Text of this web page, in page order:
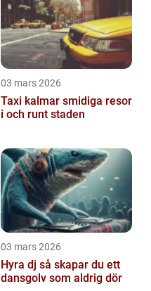
03 mars 2026
Taxi kalmar smidiga resor
i och runt staden
03 mars 2026
Hyra dj så skapar du ett
dansgolv som aldrig dör